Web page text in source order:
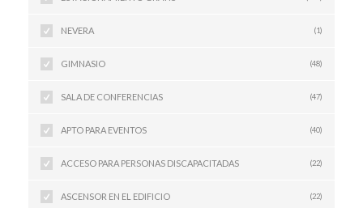
NEVERA (1)
GIMNASIO (48)
SALA DE CONFERENCIAS (47)
APTO PARA EVENTOS (40)
ACCESO PARA PERSONAS DISCAPACITADAS (22)
ASCENSOR EN EL EDIFICIO (22)